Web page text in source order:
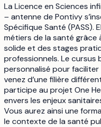
La Licence en Sciences
– antenne de Pontivy
Spécifique Santé (PASS).
métiers de la santé grâce
solide et des stages
professionnels. Le cursus
personnalisé pour faciliter
venez d’une filière
participe au projet One
envers les enjeux
Vous aurez ainsi une
le contexte de la santé